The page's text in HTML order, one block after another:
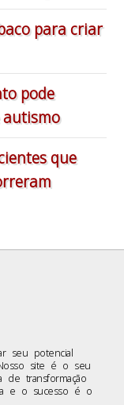
para criar
pode
autismo
que
seu potencial
site é o seu
de transformação
e o sucesso é o